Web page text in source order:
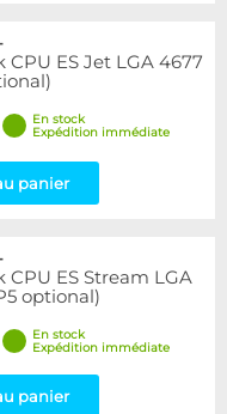
ES Jet LGA 4677
En stock
Expédition immédiate
panier
CPU ES Stream LGA
optional)
En stock
Expédition immédiate
panier